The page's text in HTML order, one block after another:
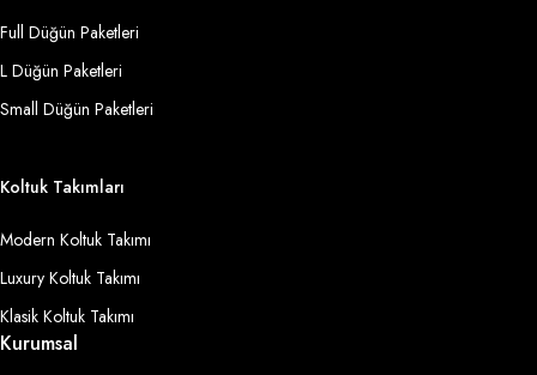
Full Düğün Paketleri
L Düğün Paketleri
Small Düğün Paketleri
Koltuk Takımları
Modern Koltuk Takımı
Luxury Koltuk Takımı
Klasik Koltuk Takımı
Kurumsal